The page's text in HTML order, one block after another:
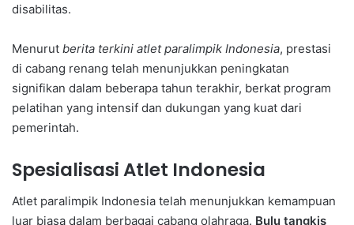
disabilitas.
Menurut berita terkini atlet paralimpik Indonesia, prestasi
di cabang renang telah menunjukkan peningkatan
signifikan dalam beberapa tahun terakhir, berkat program
pelatihan yang intensif dan dukungan yang kuat dari
pemerintah.
Spesialisasi Atlet Indonesia
Atlet paralimpik Indonesia telah menunjukkan kemampuan
luar biasa dalam berbagai cabang olahraga. Bulu tangkis